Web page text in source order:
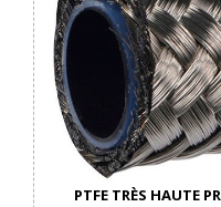
PTFE TRÈS HAUTE